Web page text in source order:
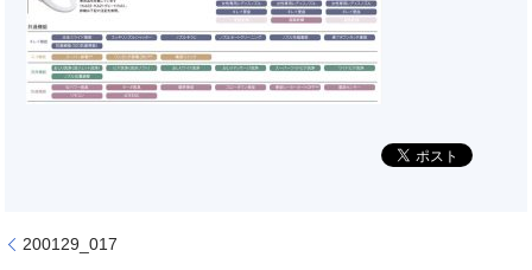
200129_017